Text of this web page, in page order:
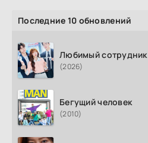
Последние 10 обновлений
Любимый сотрудник
(2026)
Бегущий человек
(2010)